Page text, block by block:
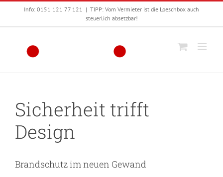
Info: 0151 121 77 121 | TIPP: Vom Vermieter ist die Loeschbox auch
steuerlich absetzbar!
Sicherheit trifft
Design
Brandschutz im neuen Gewand